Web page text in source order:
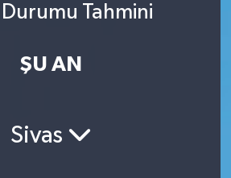
Tahmini
ŞU AN
Sivas